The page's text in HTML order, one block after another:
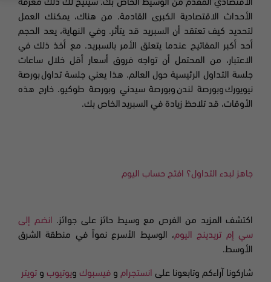
الاقتصادي المقدم من الوسيط الخاص بك. سيتيح لك ذلك معرفة
الأحداث الاقتصادية الكبرى القادمة. من هناك، يمكنك العمل
لتحديد كيف تعتقد أن السبريد قد يتأثر. وفي النهاية، يعد الحجم
أحد أكبر المفاتيح عندما يتعلق الأمر بالسبريد. مع أخذ ذلك في
الاعتبار، من المحتمل أن تواجه فروق أسعار أقل خلال ساعات
جلسة التداول الرئيسية حول العالم. هذا يعني جلسة تداول بورصة
نيويورك وبورصة لندن وبورصة سيدني وبورصة طوكيو. خارج هذه
الأوقات، قد تلاحظ زيادة في السبريد الخاص بك.
جاهز لبدء التداول؟ افتح حساب اليوم
اكتشف المزيد من الفرص مع وسيط حائز على جوائز. انضم إلى
سي إم تريدينج اليوم، الوسيط الأسرع نمواً في منطقة الشرق
الأوسط.
شاركونا آراءكم وتابعونا على انستجرام و فيسبوك ويوتيوب و تويتر